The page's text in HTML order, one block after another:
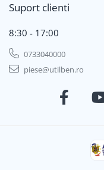
Suport clienti
8:30 - 17:00
0733040000
piese@utilben.ro